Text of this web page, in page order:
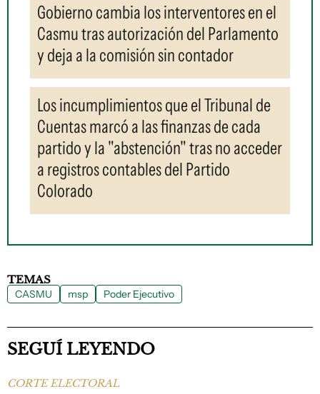
Gobierno cambia los interventores en el
Casmu tras autorización del Parlamento
y deja a la comisión sin contador
Los incumplimientos que el Tribunal de
Cuentas marcó a las finanzas de cada
partido y la "abstención" tras no acceder
a registros contables del Partido
Colorado
TEMAS
CASMU msp Poder Ejecutivo
SEGUÍ LEYENDO
CORTE ELECTORAL